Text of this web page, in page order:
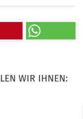
WIR IHNEN: